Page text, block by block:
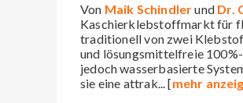
Von Maik Schindlerund Dr.
Kaschierklebstoffmarkt für
traditionell von zwei
und lösungsmittelfreie
jedoch wasserbasierte
sie eine attrak... [mehr